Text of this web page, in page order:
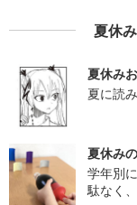
夏休
夏休み
夏に読
夏休み
学年別
駄なく